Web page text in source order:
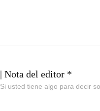
| Nota del editor *
Si usted tiene algo para decir